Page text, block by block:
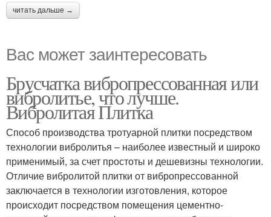
читать дальше →
Вас может заинтересовать
Брусчатка вибропрессованная или
вибролитье, что лучше.
Вибролитая Плитка
Способ производства тротуарной плитки посредством
технологии вибролитья – наиболее известный и широко
применимый, за счет простоты и дешевизны технологии.
Отличие вибролитой плитки от вибропрессованной
заключается в технологии изготовления, которое
происходит посредством помещения цементно-